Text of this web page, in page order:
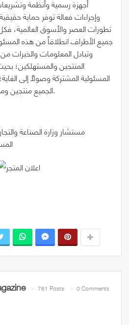
أجهزة رسمية وأنظمة
وإجراءات فعالة توفر حماية
تطورات العصر والأسوق العالمية،
جميع الأطراف انطلاقاً من هذه
وتبادل المعلومات والخبرات
المنتجين والمستهلكين؛
المسئولية المشتركة وصولاً إلى
الجميع منتجين ومستهلكين واقتصاد قومي.
761 Posts 0 Comments